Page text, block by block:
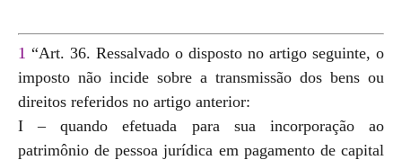
1 “Art. 36. Ressalvado o disposto no artigo seguinte, o
imposto não incide sobre a transmissão dos bens ou
direitos referidos no artigo anterior:
I – quando efetuada para sua incorporação ao
patrimônio de pessoa jurídica em pagamento de capital